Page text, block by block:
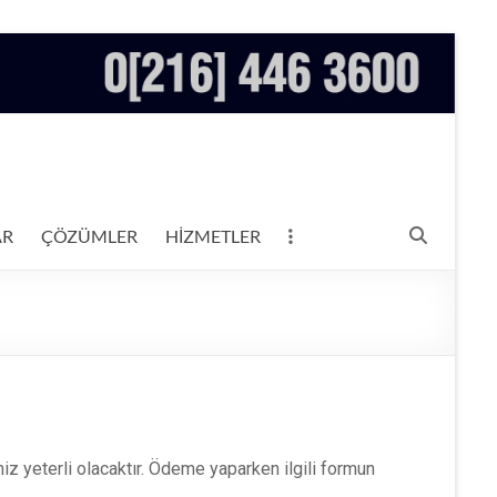
ÇÖZÜMLER HİZMETLER
yeterli olacaktır. Ödeme yaparken ilgili formun